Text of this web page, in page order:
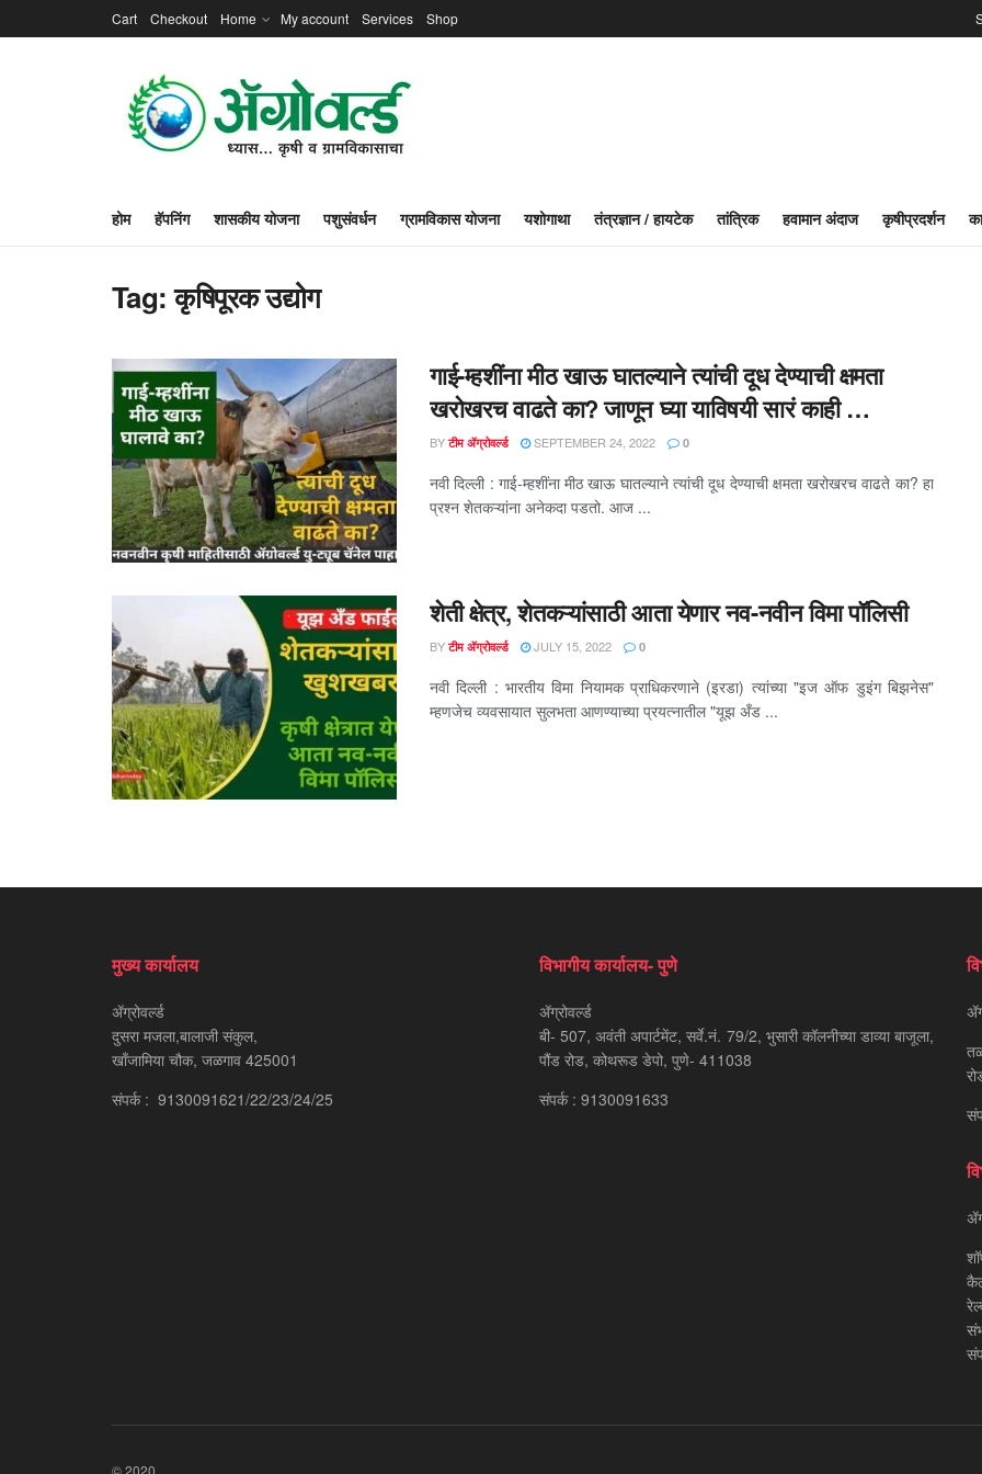
Cart Checkout Home My account Services Shop
होम हॅपनिंग शासकीय योजना पशुसंवर्धन ग्रामविकास योजना यशोगाथा तंत्रज्ञान / हायटेक तांत्रिक हवामान अंदाज कृषीप्रदर्शन
Tag:कृषिपूरक उद्योग
गाई-म्हशींना मीठ खाऊ घातल्याने त्यांची दूध देण्याची क्षमता
खरोखरच वाढते का? जाणून घ्या याविषयी सारं काही …
BY टीम ॲग्रोवर्ल्ड SEPTEMBER 24, 2022 0
नवी दिल्ली : गाई-म्हशींना मीठ खाऊ घातल्याने त्यांची दूध देण्याची क्षमता खरोखरच वाढते का? हा
प्रश्न शेतकऱ्यांना अनेकदा पडतो. आज ...
शेती क्षेत्र, शेतकऱ्यांसाठी आता येणार नव-नवीन विमा पॉलिसी
BY टीम ॲग्रोवर्ल्ड JULY 15, 2022 0
नवी दिल्ली : भारतीय विमा नियामक प्राधिकरणाने (इरडा) त्यांच्या "इज ऑफ डुइंग बिझनेस"
म्हणजेच व्यवसायात सुलभता आणण्याच्या प्रयत्नातील "यूझ अँड ...
मुख्य कार्यालय
ॲग्रोवर्ल्ड
दुसरा मजला,बालाजी संकुल,
खाँजामिया चौक, जळगाव 425001
संपर्क : 9130091621/22/23/24/25
विभागीय कार्यालय- पुणे
ॲग्रोवर्ल्ड
बी- 507, अवंती अपार्टमेंट, सर्वे.नं. 79/2, भुसारी कॉलनीच्या डाव्या बाजूला,
पौंड रोड, कोथरूड डेपो, पुणे- 411038
संपर्क : 9130091633
© 2020.